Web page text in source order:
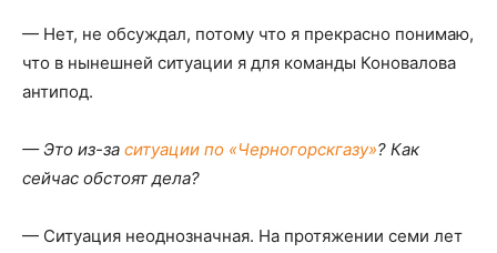
— Нет, не обсуждал, потому что я прекрасно понимаю,
что в нынешней ситуации я для команды Коновалова
антипод.
— Это из-за ситуации по «Черногорскгазу»? Как
сейчас обстоят дела?
— Ситуация неоднозначная. На протяжении семи лет